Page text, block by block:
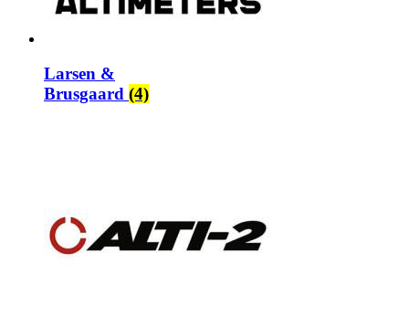
Larsen &
Brusgaard (4)